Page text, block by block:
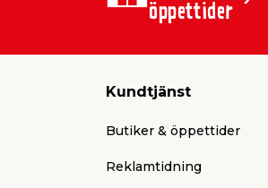
öppettider
Kundtjänst
Butiker & öppettider
Reklamtidning